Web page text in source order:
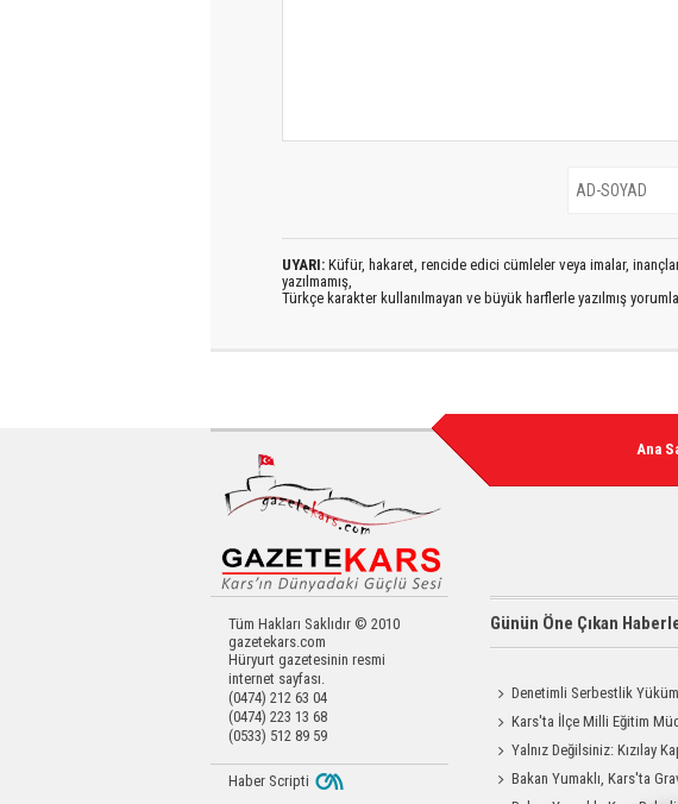
UYARI: Küfür, hakaret, rencide edici cümleler veya imalar,
yazılmamış,
Türkçe karakter kullanılmayan ve büyük harflerle yazılmış
Ana
Tüm Hakları Saklıdır © 2010
gazetekars.com
Hüryurt gazetesinin resmi
internet sayfası.
(0474) 212 63 04
(0474) 223 13 68
(0533) 512 89 59
Günün Öne Çıkan
Denetimli Serbestlik
Okula Temizlik Desteği
Kars'ta İlçe Milli Eğitim
Değerlendirme Toplantısı
Yalnız Değilsiniz: Kızılay
Bakan Yumaklı, Kars'ta
Haber Scripti